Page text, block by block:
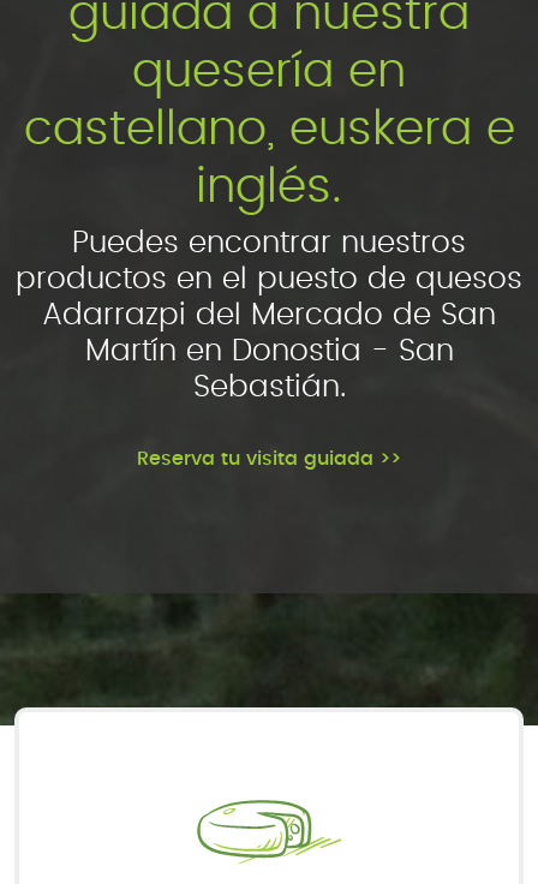
guiada a nuestra
quesería en
castellano, euskera e
inglés.
Puedes encontrar nuestros
productos en el puesto de quesos
Adarrazpi del Mercado de San
Martín en Donostia - San
Sebastián.
Reserva tu visita guiada >>